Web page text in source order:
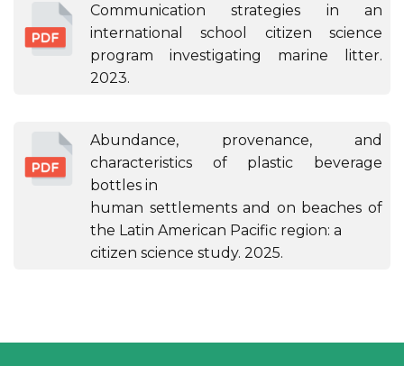
Communication strategies in an
international school citizen science
program investigating marine litter.
2023.
Abundance, provenance, and
characteristics of plastic beverage
bottles in
human settlements and on beaches of
the Latin American Pacific region: a
citizen science study. 2025.